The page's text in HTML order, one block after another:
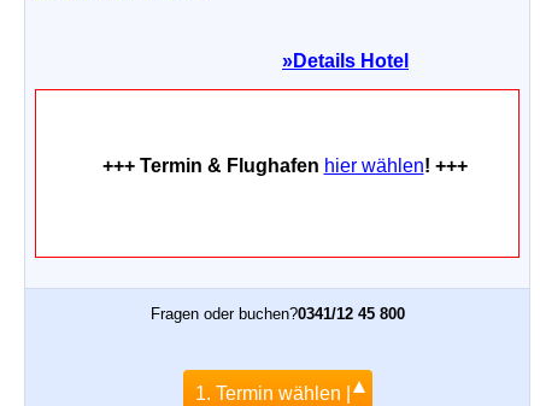
»Details Hotel
+++ Termin & Flughafen hier wählen! +++
Fragen oder buchen?0341/12 45 800
1. Termin wählen |